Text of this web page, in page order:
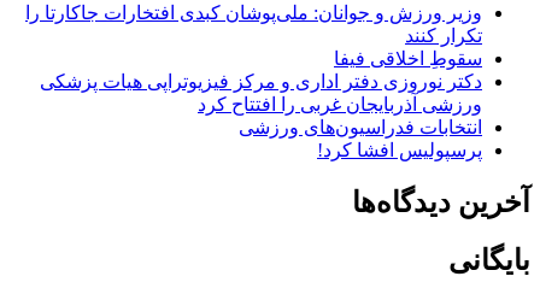
وزیر ورزش و جوانان: ملی‌پوشان کبدی افتخارات جاکارتا را
تکرار کنند
سقوطِ اخلاقی فیفا
دکتر نوروزی دفتر اداری و مرکز فیزیوتراپی هیات پزشکی
ورزشی آذربایجان غربی را افتتاح کرد
انتخابات فدراسیون‌های ورزشی
پرسپولیس افشا کرد!
آخرین دیدگاه‌ها
بایگانی